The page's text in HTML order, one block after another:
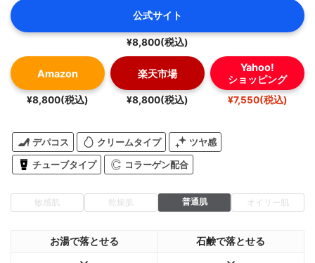
公式サイト
¥8,800(税込)
Amazon
¥8,800(税込)
楽天市場
¥8,800(税込)
Yahoo!
ショッピング
¥7,550(税込)
デパコス クリームタイプ ツヤ感
チューブタイプ コラーゲン配合
敏感肌 乾燥肌 普通肌 オイリー肌
お湯で落とせる 石鹸で落とせる